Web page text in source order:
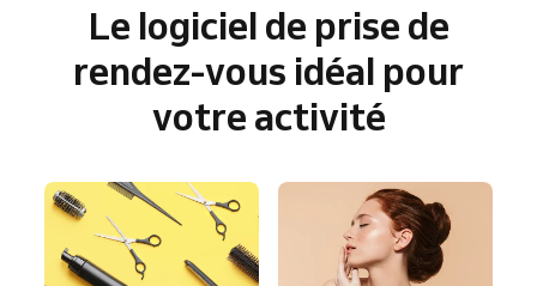
Le logiciel de prise de
rendez-vous idéal pour
votre activité